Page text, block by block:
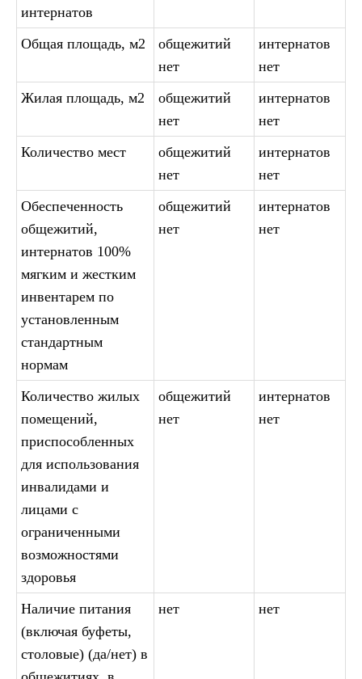
интернатов
Общая площадь, м2
общежитий
нет
интернатов
нет
Жилая площадь, м2
общежитий
нет
интернатов
нет
Количество мест
общежитий
нет
интернатов
нет
Обеспеченность
общежитий,
интернатов 100%
мягким и жестким
инвентарем по
установленным
стандартным
нормам
общежитий
нет
интернатов
нет
Количество жилых
помещений,
приспособленных
для использования
инвалидами и
лицами с
ограниченными
возможностями
здоровья
общежитий
нет
интернатов
нет
Наличие питания
(включая буфеты,
столовые) (да/нет) в
нет нет